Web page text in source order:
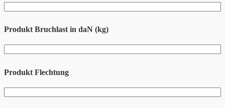
Produkt Bruchlast in daN (kg)
Produkt Flechtung